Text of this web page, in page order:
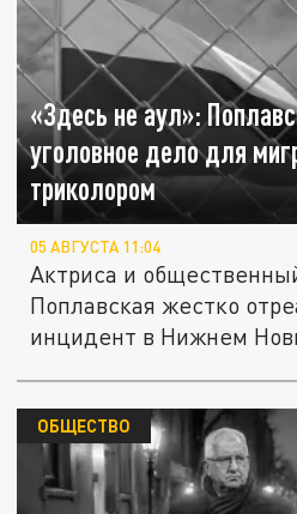
«Здесь не аул»:
уголовное дело для
триколором
05 АВГУСТА 11:04
Актриса и
Поплавская жестко
инцидент в Нижнем
ОБЩЕСТВО